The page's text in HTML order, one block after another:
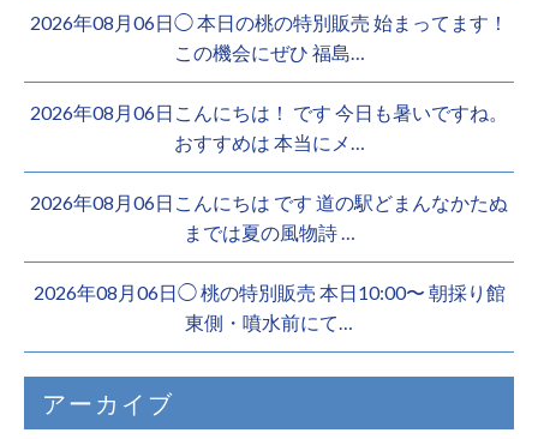
2026年08月06日◯ 本日の桃の特別販売 始まってます！
この機会にぜひ 福島…
2026年08月06日こんにちは！ です 今日も暑いですね。
おすすめは 本当にメ…
2026年08月06日こんにちは︎ です️ 道の駅どまんなかたぬ
までは夏の風物詩 …
2026年08月06日◯ 桃の特別販売 本日10:00〜 朝採り館
東側・噴水前にて…
アーカイブ